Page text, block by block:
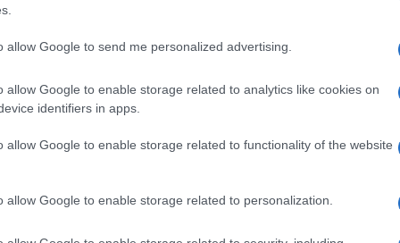
allow Google to send me personalized advertising.
allow Google to enable storage related to analytics like cookies on
identifiers in apps.
allow Google to enable storage related to functionality of the website
allow Google to enable storage related to personalization.
indipendente della Fondazione
maggio 2021, rispetto alla precedente,
casi
(30.867 vs 43.795) e decessi (1.004 vs
positivi(268.145 vs 315.308), le
(1.323 vs 1.689).